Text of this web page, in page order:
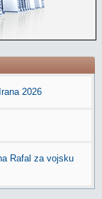
2026
Rafal za vojsku